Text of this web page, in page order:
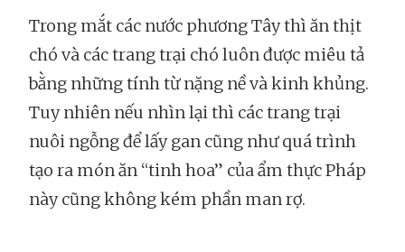
Trong mắt các nước phương Tây thì ăn thịt
chó và các trang trại chó luôn được miêu tả
bằng những tính từ nặng nề và kinh khủng.
Tuy nhiên nếu nhìn lại thì các trang trại
nuôi ngỗng để lấy gan cũng như quá trình
tạo ra món ăn “tinh hoa” của ẩm thực Pháp
này cũng không kém phần man rợ.